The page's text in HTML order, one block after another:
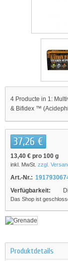
4 Producte in 1:
& Bifidex ™
37,26 €
13,40 € pro 100 g
inkl. MwSt. zzgl.
Art.-Nr.:
Verfügbarkeit:
Das Shop ist
Produktdetails